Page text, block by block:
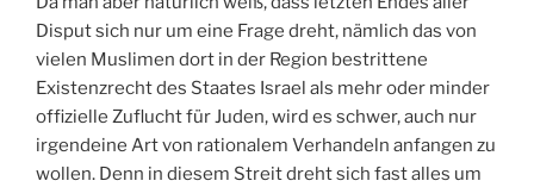
Disput sich nur um eine Frage dreht, nämlich das von
vielen Muslimen dort in der Region bestrittene
Existenzrecht des Staates Israel als mehr oder minder
offizielle Zuflucht für Juden, wird es schwer, auch nur
irgendeine Art von rationalem Verhandeln anfangen zu
wollen. Denn in diesem Streit dreht sich fast alles um